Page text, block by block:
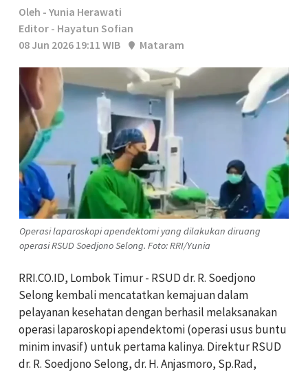
Oleh - Yunia Herawati
Editor - Hayatun Sofian
08 Jun 2026 19:11 WIB
Mataram
Operasi laparoskopi apendektomi yang dilakukan diruang
operasi RSUD Soedjono Selong. Foto: RRI/Yunia
RRI.CO.ID, Lombok Timur - RSUD dr. R. Soedjono
Selong kembali mencatatkan kemajuan dalam
pelayanan kesehatan dengan berhasil melaksanakan
operasi laparoskopi apendektomi (operasi usus buntu
minim invasif) untuk pertama kalinya. Direktur RSUD
dr. R. Soedjono Selong, dr. H. Anjasmoro, Sp.Rad,